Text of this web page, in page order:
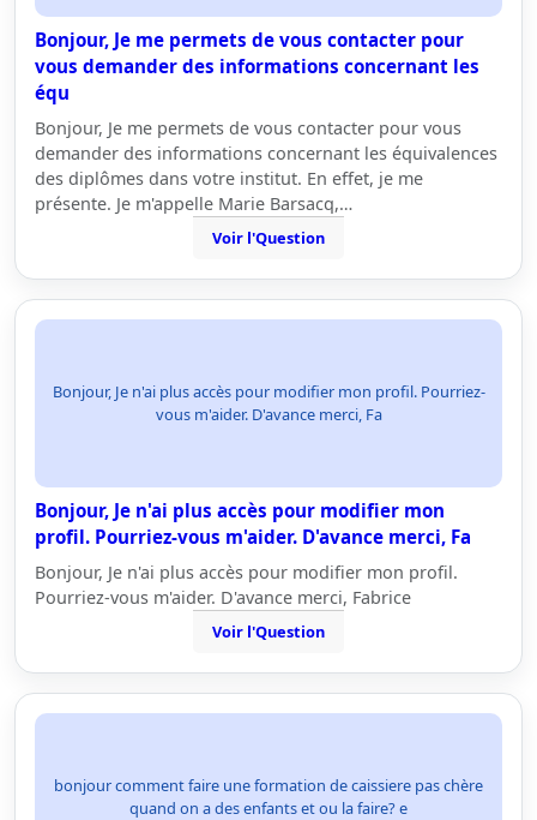
Bonjour, Je me permets de vous contacter pour
vous demander des informations concernant les
équ
Bonjour, Je me permets de vous contacter pour vous
demander des informations concernant les équivalences
des diplômes dans votre institut. En effet, je me
présente. Je m'appelle Marie Barsacq,…
Voir l'Question
Bonjour, Je n'ai plus accès pour modifier mon profil. Pourriez-
vous m'aider. D'avance merci, Fa
Bonjour, Je n'ai plus accès pour modifier mon
profil. Pourriez-vous m'aider. D'avance merci, Fa
Bonjour, Je n'ai plus accès pour modifier mon profil.
Pourriez-vous m'aider. D'avance merci, Fabrice
Voir l'Question
bonjour comment faire une formation de caissiere pas chère
quand on a des enfants et ou la faire? e